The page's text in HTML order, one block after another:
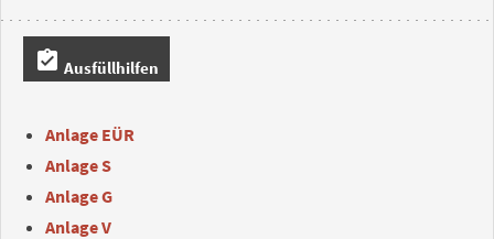
assignment_turned_in Ausfüllhilfen
Anlage EÜR
Anlage S
Anlage G
Anlage V